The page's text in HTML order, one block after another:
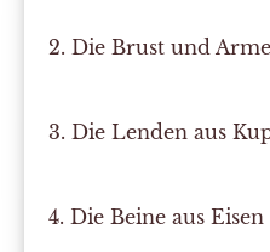
2. Die Brust und
3. Die Lenden aus
4. Die Beine aus Eisen